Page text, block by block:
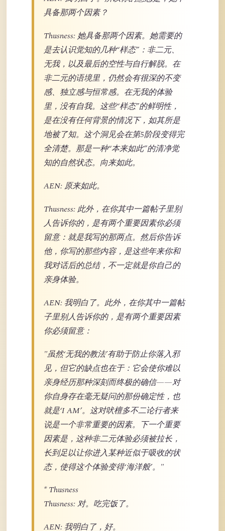
具备那两个因素？
Thusness: 她具备那两个因素。她需要的
是去认识觉知的几种“样态”：非二元、
无我，以及最后的空性与自行解脱。在
非二元的语境里，仍然会有很深的不变
感、独立感与恒常感。在无我的体验
里，没有自我。这些“样态”的鲜明性，
是在没有任何背景的情况下，如其所是
地被了知。这个洞见会在第5阶段变得完
全清楚。那是一种“本来如此”的清净觉
知的自然状态。向来如此。
AEN: 原来如此。
Thusness: 此外，在你其中一篇帖子里别
人告诉你的，是有两个重要因素你必须
留意：就是我写的那两点。然后你告诉
他，你写的那些内容，是这些年来你和
我对话后的总结，不一定就是你自己的
亲身体验。
AEN: 我明白了。此外，在你其中一篇帖
子里别人告诉你的，是有两个重要因素
你必须留意：
"虽然‘无我的教法’有助于防止你落入邪
见，但它的缺点也在于：它会使你难以
亲身经历那种深刻而终极的确信——对
你自身存在毫无疑问的那份确定性，也
就是‘I AM’。这对吠檀多不二论行者来
说是一个非常重要的因素。下一个重要
因素是，这种非二元体验必须被拉长，
长到足以让你进入某种近似于吸收的状
态，使得这个体验变得‘海洋般’。"
* Thusness
Thusness: 对。吃完饭了。
AEN: 我明白了，好。